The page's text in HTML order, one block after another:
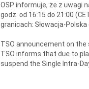
OSP informuje, że z uwagi
godz. od 16:15 do 21:00
granicach: Słowacja-Polska
TSO announcement on the
TSO informs that due to
suspend the Single Intra-